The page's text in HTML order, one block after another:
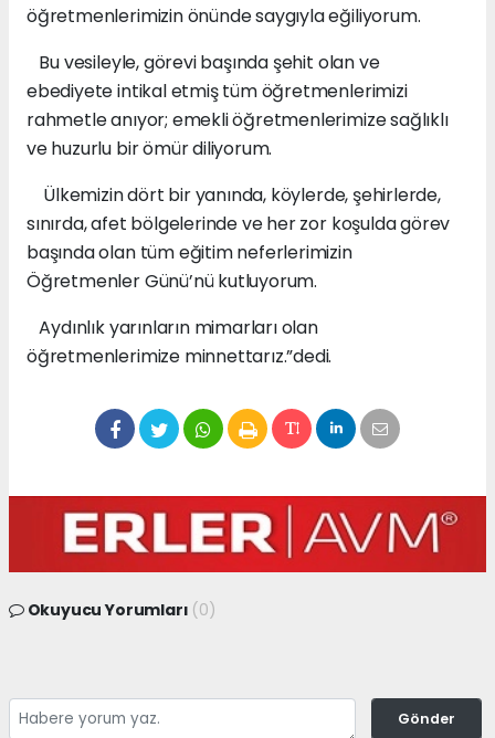
öğretmenlerimizin önünde saygıyla eğiliyorum.
Bu vesileyle, görevi başında şehit olan ve
ebediyete intikal etmiş tüm öğretmenlerimizi
rahmetle anıyor; emekli öğretmenlerimize sağlıklı
ve huzurlu bir ömür diliyorum.
Ülkemizin dört bir yanında, köylerde, şehirlerde,
sınırda, afet bölgelerinde ve her zor koşulda görev
başında olan tüm eğitim neferlerimizin
Öğretmenler Günü’nü kutluyorum.
Aydınlık yarınların mimarları olan
öğretmenlerimize minnettarız.”dedi.
Okuyucu Yorumları (0)
Gönder